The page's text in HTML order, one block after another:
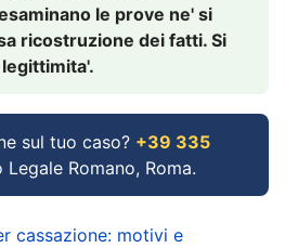
le prove ne' si
ricostruzione dei fatti. Si
sul tuo caso? +39 335
Romano, Roma.
cassazione: motivi e